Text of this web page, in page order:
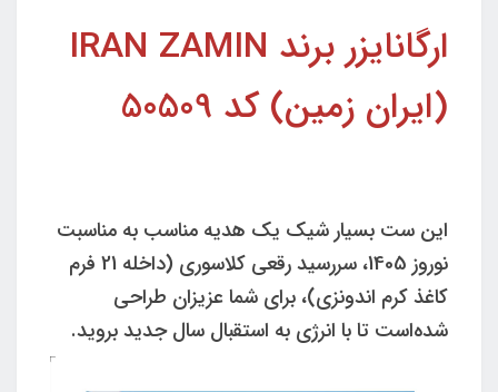
ارگانایزر برند IRAN ZAMIN
(ایران زمین) کد 50509
این ست بسیار شیک یک هدیه مناسب به مناسبت
نوروز 1405، سررسید رقعی کلاسوری (داخله 21 فرم
کاغذ کرم اندونزی)، برای شما عزیزان طراحی
شده‌است تا با انرژی به استقبال سال جدید بروید.